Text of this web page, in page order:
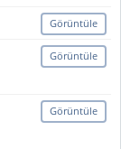
Görüntüle
Görüntüle
Görüntüle